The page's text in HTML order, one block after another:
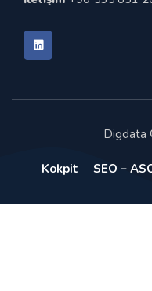
Digdata
Kokpit SEO –